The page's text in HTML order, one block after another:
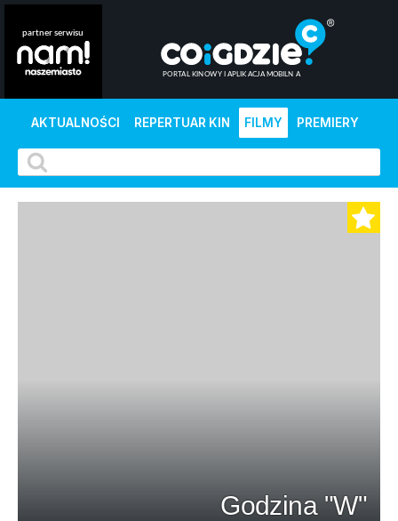
AKTUALNOŚCI REPERTUAR KIN FILMY PREMIERY
Godzina "W"